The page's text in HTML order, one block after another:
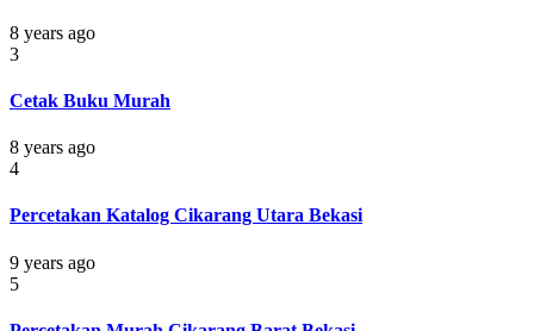
8 years ago
3
Cetak Buku Murah
8 years ago
4
Percetakan Katalog Cikarang Utara Bekasi
9 years ago
5